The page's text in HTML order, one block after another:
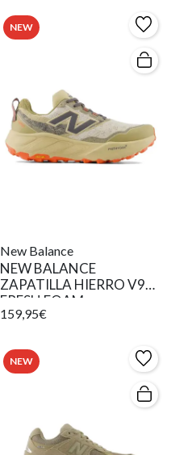
NEW
New Balance
NEW BALANCE
ZAPATILLA HIERRO V9
FRESH FOAM
159,95€
NEW